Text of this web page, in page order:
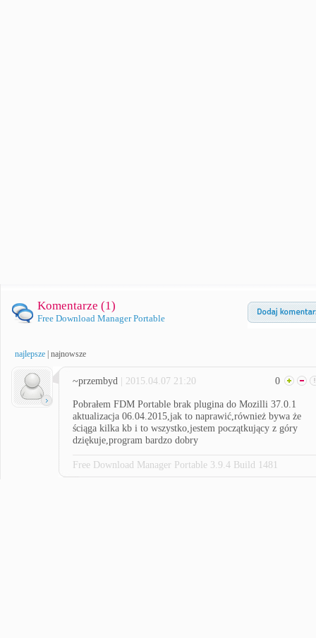
Komentarze (1)
Free Download Manager Portable
najlepsze najnowsze
~przembyd | 2015.04.07 21:20 0
Pobrałem FDM Portable brak plugina do Mozilli 37.0.1
aktualizacja 06.04.2015,jak to naprawić,również bywa że
ściąga kilka kb i to wszystko,jestem początkujący z góry
dziękuje,program bardzo dobry
Free Download Manager Portable 3.9.4 Build 1481